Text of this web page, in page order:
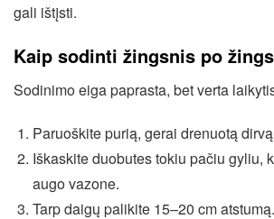
gali ištįsti.
Kaip sodinti žingsnis po
Sodinimo eiga paprasta, bet verta
Paruoškite purią, gerai drenuotą
Iškaskite duobutes tokiu pačiu gyliu,
augo vazone.
Tarp daigų palikite 15–20 cm atstumą.